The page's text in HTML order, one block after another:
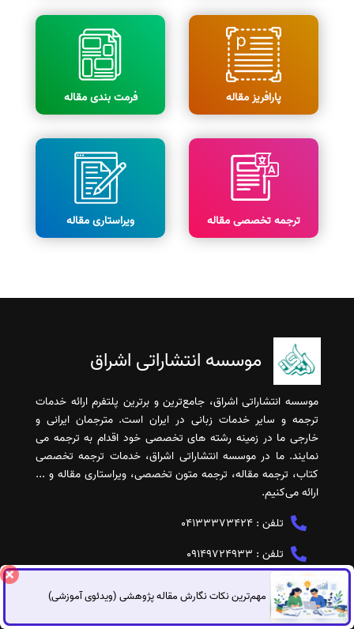
پارافریز مقاله فرمت بندی مقاله
ترجمه تخصصی مقاله ویراستاری مقاله
موسسه انتشاراتی اشراق
موسسه انتشاراتی اشراق، جامع‌ترین و برترین پلتفرم ارائه خدمات
ترجمه و سایر خدمات زبانی در ایران است. مترجمان ایرانی و
خارجی ما در زمینه رشته های تخصصی خود اقدام به ترجمه می
نمایند. ما در موسسه انتشاراتی اشراق، خدمات ترجمه تخصصی
کتاب، ترجمه مقاله، ترجمه متون تخصصی، ویراستاری مقاله و ...
ارائه می‌کنیم.
تلفن : 04133373424
تلفن : 09149724933
ایمیل :
مهم‌ترین نکات نگارش مقاله پژوهشی (ویدئوی آموزشی)
گفتگوی آنلاین